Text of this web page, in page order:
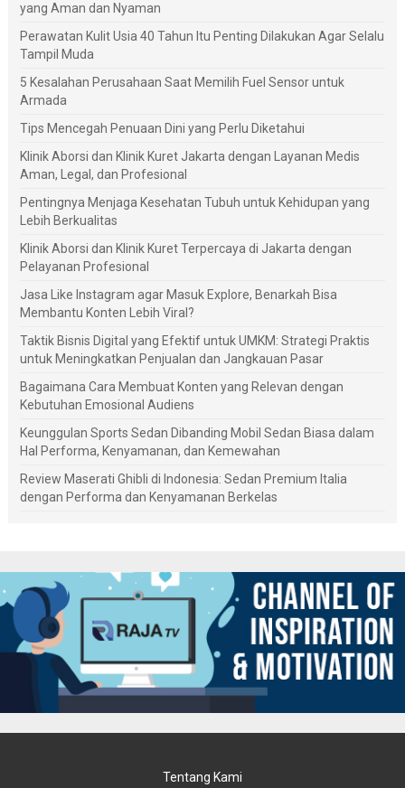
yang Aman dan Nyaman
Perawatan Kulit Usia 40 Tahun Itu Penting Dilakukan Agar Selalu
Tampil Muda
5 Kesalahan Perusahaan Saat Memilih Fuel Sensor untuk
Armada
Tips Mencegah Penuaan Dini yang Perlu Diketahui
Klinik Aborsi dan Klinik Kuret Jakarta dengan Layanan Medis
Aman, Legal, dan Profesional
Pentingnya Menjaga Kesehatan Tubuh untuk Kehidupan yang
Lebih Berkualitas
Klinik Aborsi dan Klinik Kuret Terpercaya di Jakarta dengan
Pelayanan Profesional
Jasa Like Instagram agar Masuk Explore, Benarkah Bisa
Membantu Konten Lebih Viral?
Taktik Bisnis Digital yang Efektif untuk UMKM: Strategi Praktis
untuk Meningkatkan Penjualan dan Jangkauan Pasar
Bagaimana Cara Membuat Konten yang Relevan dengan
Kebutuhan Emosional Audiens
Keunggulan Sports Sedan Dibanding Mobil Sedan Biasa dalam
Hal Performa, Kenyamanan, dan Kemewahan
Review Maserati Ghibli di Indonesia: Sedan Premium Italia
dengan Performa dan Kenyamanan Berkelas
Tentang Kami